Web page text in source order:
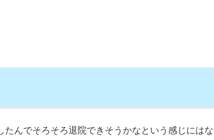
んでそろそろ退院できそうかなという感じにはな